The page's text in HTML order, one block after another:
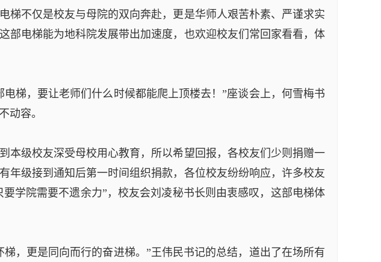
梯不仅是校友与母院的双向奔赴，更是华师人艰苦朴素、严谨求实
部电梯能为地科院发展带出加速度，也欢迎校友们常回家看看，体
梯，要让老师们什么时候都能爬上顶楼去！”座谈会上，何雪梅书
动容。
本级校友深受母校用心教育，所以希望回报，各校友们少则捐赠一
年级接到通知后第一时间组织捐款，各位校友纷纷响应，许多校友
学院需要不遗余力”，校友会刘凌秘书长则由衷感叹，这部电梯体
，更是同向而行的奋进梯。”王伟民书记的总结，道出了在场所有